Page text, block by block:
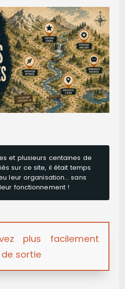
et plusieurs centaines de
sur ce site, il était temps
leur organisation… sans
fonctionnement !
plus facilement
sortie